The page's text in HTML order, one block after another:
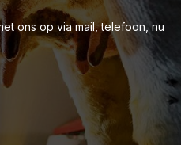
ons op via mail, telefoon, nu